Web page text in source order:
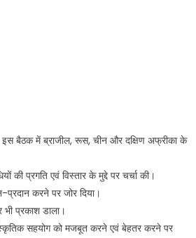
इस बैठक में ब्राजील, रूस, चीन और दक्षिण अफ्रीका के
प्रगति एवं विस्तार के मुद्दे पर चर्चा की।
करने पर जोर दिया।
प्रकाश डाला।
सहयोग को मजबूत करने एवं बेहतर करने पर